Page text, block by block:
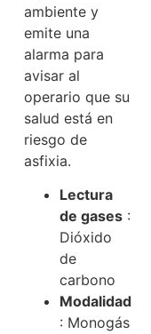
ambiente y
emite una
alarma para
avisar al
operario que su
salud está en
riesgo de
asfixia.
Lectura
de gases :
Dióxido
de
carbono
Modalidad
: Monogás